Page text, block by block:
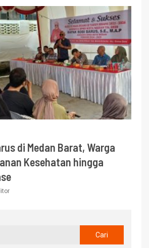
di Medan Barat, Warga
Kesehatan hingga